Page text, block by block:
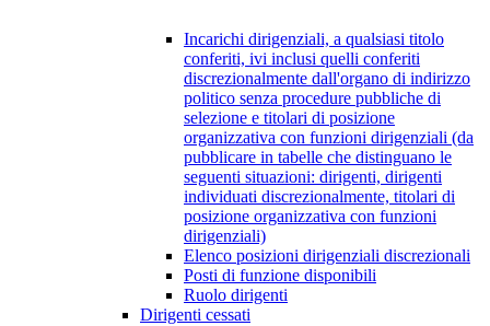
Incarichi dirigenziali, a qualsiasi titolo
conferiti, ivi inclusi quelli conferiti
discrezionalmente dall'organo di indirizzo
politico senza procedure pubbliche di
selezione e titolari di posizione
organizzativa con funzioni dirigenziali (da
pubblicare in tabelle che distinguano le
seguenti situazioni: dirigenti, dirigenti
individuati discrezionalmente, titolari di
posizione organizzativa con funzioni
dirigenziali)
Elenco posizioni dirigenziali discrezionali
Posti di funzione disponibili
Ruolo dirigenti
Dirigenti cessati